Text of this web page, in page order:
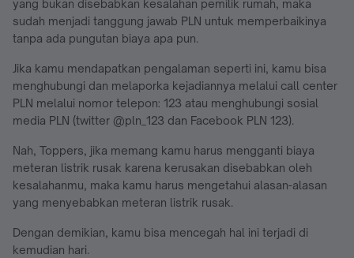
yang bukan disebabkan kesalahan pemilik rumah, maka
sudah menjadi tanggung jawab PLN untuk memperbaikinya
tanpa ada pungutan biaya apa pun.
Jika kamu mendapatkan pengalaman seperti ini, kamu bisa
menghubungi dan melaporka kejadiannya melalui call center
PLN melalui nomor telepon: 123 atau menghubungi sosial
media PLN (twitter @pln_123 dan Facebook PLN 123).
Nah, Toppers, jika memang kamu harus mengganti biaya
meteran listrik rusak karena kerusakan disebabkan oleh
kesalahanmu, maka kamu harus mengetahui alasan-alasan
yang menyebabkan meteran listrik rusak.
Dengan demikian, kamu bisa mencegah hal ini terjadi di
kemudian hari.